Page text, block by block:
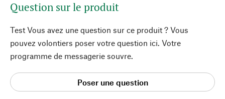
Question sur le produit
Test Vous avez une question sur ce produit ? Vous
pouvez volontiers poser votre question ici. Votre
programme de messagerie souvre.
Poser une question